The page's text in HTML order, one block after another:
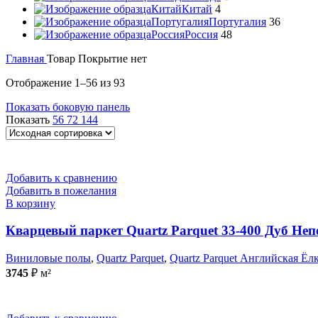
КитайКитай 4
ПортугалияПортугалия 36
РоссияРоссия 48
Главная Товар Покрытие нет
Отображение 1–56 из 93
Показать боковую панель
Показать 56 72 144
Добавить к сравнению
Добавить в пожелания
В корзину
Кварцевый паркет Quartz Parquet 33-400 Дуб
Виниловые полы, Quartz Parquet, Quartz Parquet Английская
3745 ₽ м²